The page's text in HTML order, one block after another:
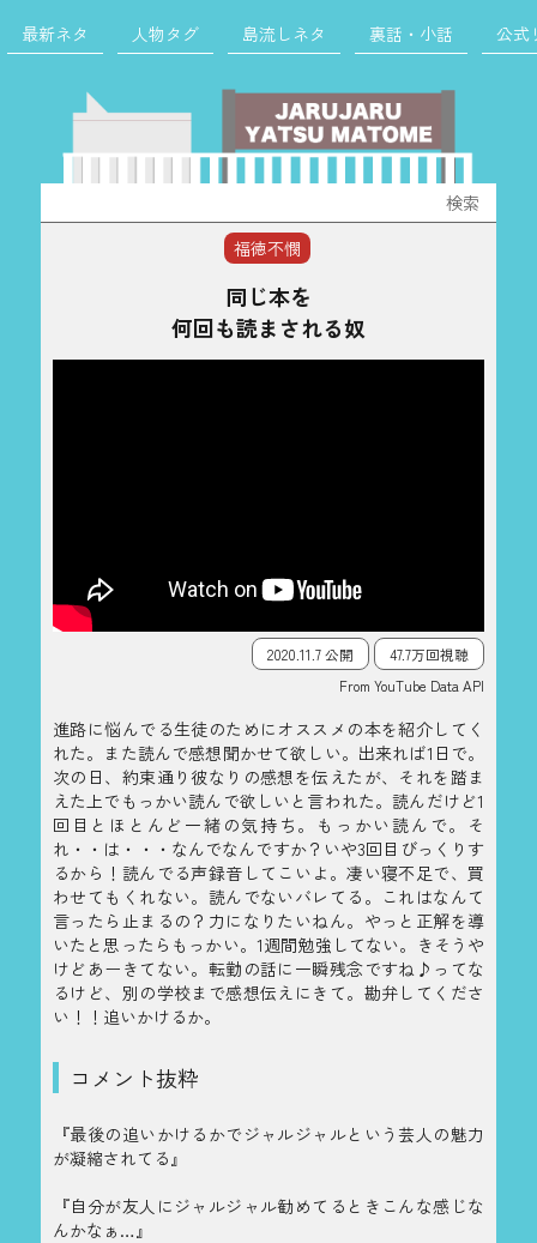
最新ネタ 人物タグ 島流しネタ 裏話・小話 公式
索:
福徳不憫
同じ本を
何回も読まされる奴
2020.11.7 公開
47.7万回視聴
From YouTube Data API
進路に悩んでる生徒のためにオススメの本を紹介してく
れた。また読んで感想聞かせて欲しい。出来れば1日で。
次の日、約束通り彼なりの感想を伝えたが、それを踏ま
えた上でもっかい読んで欲しいと言われた。読んだけど1
回目とほとんど一緒の気持ち。もっかい読んで。そ
れ・・は・・・なんでなんですか？いや3回目びっくりす
るから！読んでる声録音してこいよ。凄い寝不足で、買
わせてもくれない。読んでないバレてる。これはなんて
言ったら止まるの？力になりたいねん。やっと正解を導
いたと思ったらもっかい。1週間勉強してない。きそうや
けどあーきてない。転勤の話に一瞬残念ですね♪ってな
るけど、別の学校まで感想伝えにきて。勘弁してくださ
い！！追いかけるか。
コメント抜粋
『最後の追いかけるかでジャルジャルという芸人の魅力
が凝縮されてる』
『自分が友人にジャルジャル勧めてるときこんな感じな
んかなぁ…』